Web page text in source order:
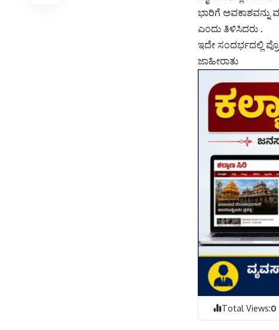
ಭಾರಿಗೆ ಅವಕಾಶವನ್ನು
ಎಂದು ತಿಳಿಸಿದರು .
ಇದೇ ಸಂದರ್ಭದಲ್ಲಿ
ಜಾಹೀರಾತು
Total Views:0